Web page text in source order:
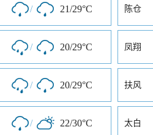
/ 21/29°C 陈仓
/ 20/29°C 凤翔
/ 20/29°C 扶风
/ 22/30°C 太白